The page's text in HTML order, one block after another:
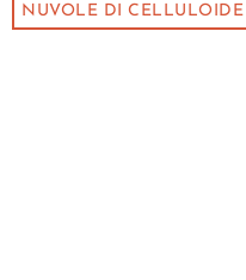
NUVOLE DI CELLULOIDE